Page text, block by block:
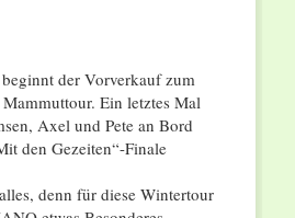
der Vorverkauf zum
Ein letztes Mal
Axel und Pete an Bord
den Gezeiten“-Finale
denn für diese Wintertour